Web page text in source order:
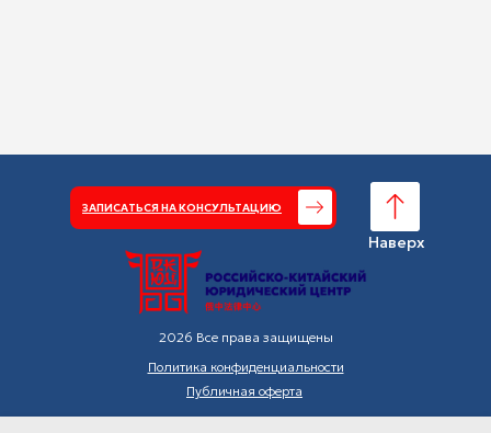
2026 Все права защищены
Политика конфиденциальности
Публичная оферта
ЗАПИСАТЬСЯ НА КОНСУЛЬТАЦИЮ
Наверх